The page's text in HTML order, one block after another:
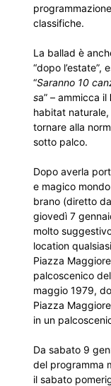
classifiche.
La ballad è
“dopo l’estate”,
“Saranno 10
sa” – ammicca il
habitat naturale,
tornare alla
sotto palco.
Dopo averla
e magico
brano (diretto
giovedì 7
molto
location
Piazza
palcoscenico
maggio 1979,
Piazza
in un
Da sabato 9
del programma
il sabato